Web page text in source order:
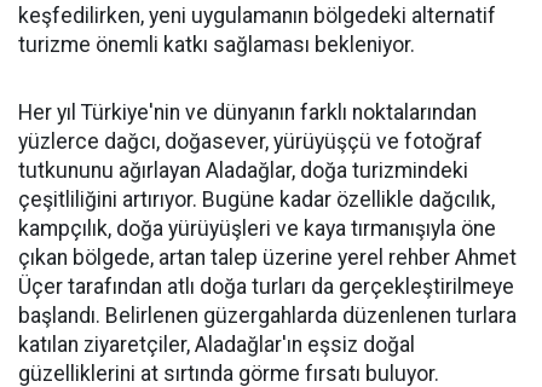
keşfedilirken, yeni uygulamanın bölgedeki alternatif
turizme önemli katkı sağlaması bekleniyor.
Her yıl Türkiye'nin ve dünyanın farklı noktalarından
yüzlerce dağcı, doğasever, yürüyüşçü ve fotoğraf
tutkununu ağırlayan Aladağlar, doğa turizmindeki
çeşitliliğini artırıyor. Bugüne kadar özellikle dağcılık,
kampçılık, doğa yürüyüşleri ve kaya tırmanışıyla öne
çıkan bölgede, artan talep üzerine yerel rehber Ahmet
Üçer tarafından atlı doğa turları da gerçekleştirilmeye
başlandı. Belirlenen güzergahlarda düzenlenen turlara
katılan ziyaretçiler, Aladağlar'ın eşsiz doğal
güzelliklerini at sırtında görme fırsatı buluyor.